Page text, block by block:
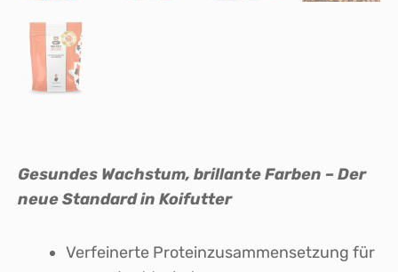
Gesundes Wachstum, brillante Farben – Der
neue Standard in Koifutter
Verfeinerte Proteinzusammensetzung für